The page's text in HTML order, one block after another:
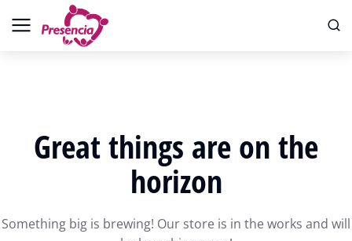
Great things are on the
horizon
Something big is brewing! Our store is in the works and will